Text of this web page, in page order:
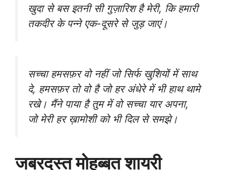
खुदा से बस इतनी सी गुज़ारिश है मेरी, कि हमारी
तकदीर के पन्ने एक-दूसरे से जुड़ जाएं।
सच्चा हमसफ़र वो नहीं जो सिर्फ खुशियों में साथ
दे, हमसफ़र तो वो है जो हर अंधेरे में भी हाथ थामे
रखे। मैंने पाया है तुम में वो सच्चा यार अपना,
जो मेरी हर ख़ामोशी को भी दिल से समझे।
जबरदस्त मोहब्बत शायरी